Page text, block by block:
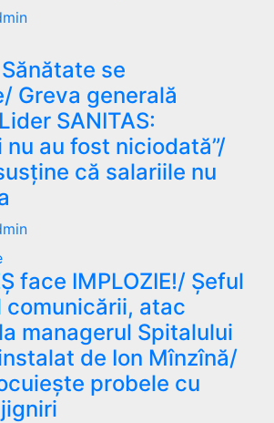
se
Greva generală
SANITAS:
nu au fost niciodată”/
că salariile nu
face IMPLOZIE!/ Șeful
comunicării, atac
managerul Spitalului
de Ion Mînzînă/
probele cu